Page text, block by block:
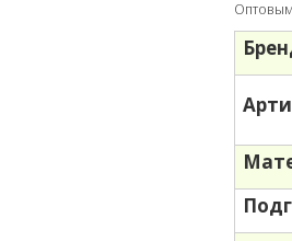
Оптовым